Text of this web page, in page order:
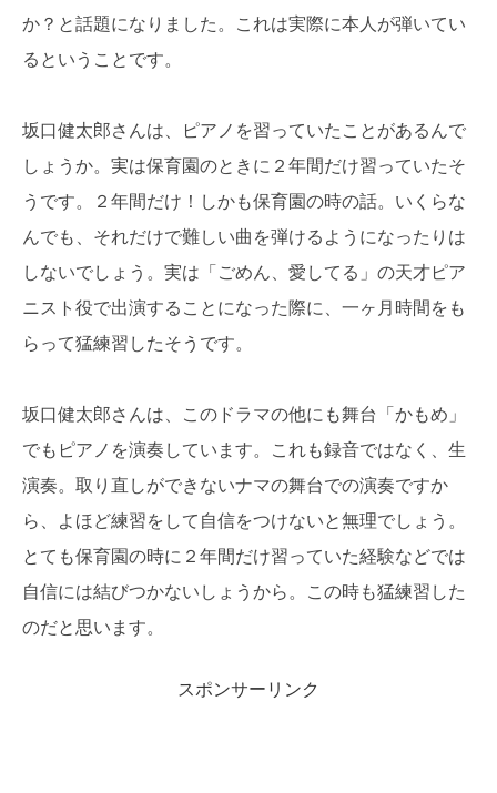
か？と話題になりました。これは実際に本人が弾いてい
るということです。
坂口健太郎さんは、ピアノを習っていたことがあるんで
しょうか。実は保育園のときに２年間だけ習っていたそ
うです。２年間だけ！しかも保育園の時の話。いくらな
んでも、それだけで難しい曲を弾けるようになったりは
しないでしょう。実は「ごめん、愛してる」の天才ピア
ニスト役で出演することになった際に、一ヶ月時間をも
らって猛練習したそうです。
坂口健太郎さんは、このドラマの他にも舞台「かもめ」
でもピアノを演奏しています。これも録音ではなく、生
演奏。取り直しができないナマの舞台での演奏ですか
ら、よほど練習をして自信をつけないと無理でしょう。
とても保育園の時に２年間だけ習っていた経験などでは
自信には結びつかないしょうから。この時も猛練習した
のだと思います。
スポンサーリンク